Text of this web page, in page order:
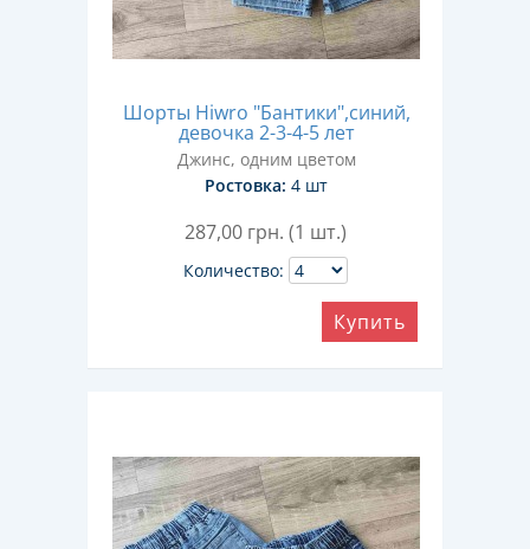
Шорты Hiwro "Бантики",синий,
девочка 2-3-4-5 лет
Джинс, одним цветом
Ростовка: 4 шт
287,00 грн. (1 шт.)
Количество:
Купить